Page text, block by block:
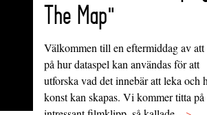
The Map"
Välkommen till en eftermiddag av
på hur dataspel kan användas för att
utforska vad det innebär att leka och
konst kan skapas. Vi kommer titta på